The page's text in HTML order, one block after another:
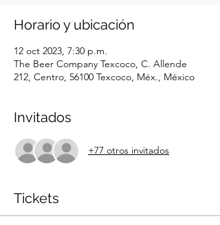
Horario y ubicación
12 oct 2023, 7:30 p.m.
The Beer Company Texcoco, C. Allende
212, Centro, 56100 Texcoco, Méx., México
Invitados
+77 otros invitados
Tickets